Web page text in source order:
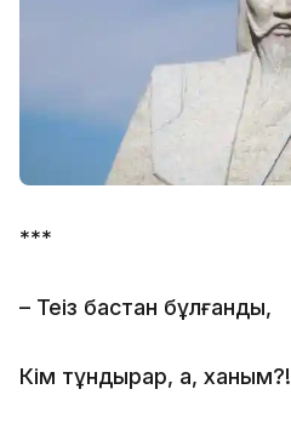
***
– Теңіз бастан бұлғанды,
Кім тұндырар, а, ханым?!